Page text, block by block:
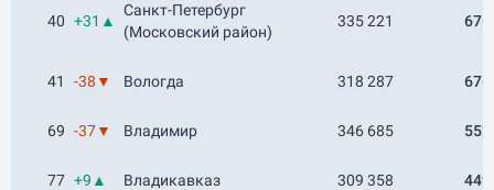
40 +31▲
Санкт-Петербург
(Московский район)
335 221
41 -38▼ Вологда 318 287
69 -37▼ Владимир 346 685
77 +9▲ Владикавказ 309 358